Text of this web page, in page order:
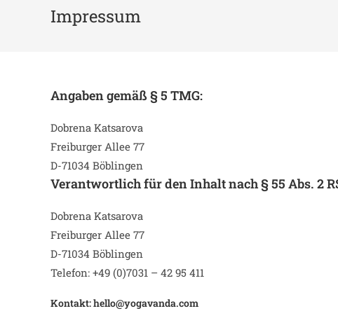
Impressum
Angaben gemäß § 5 TMG:
Dobrena Katsarova
Freiburger Allee 77
D-71034 Böblingen
Verantwortlich für den Inhalt nach § 55 Abs. 2
Dobrena Katsarova
Freiburger Allee 77
D-71034 Böblingen
Telefon: +49 (0)7031 – 42 95 411
Kontakt:hello@yogavanda.com